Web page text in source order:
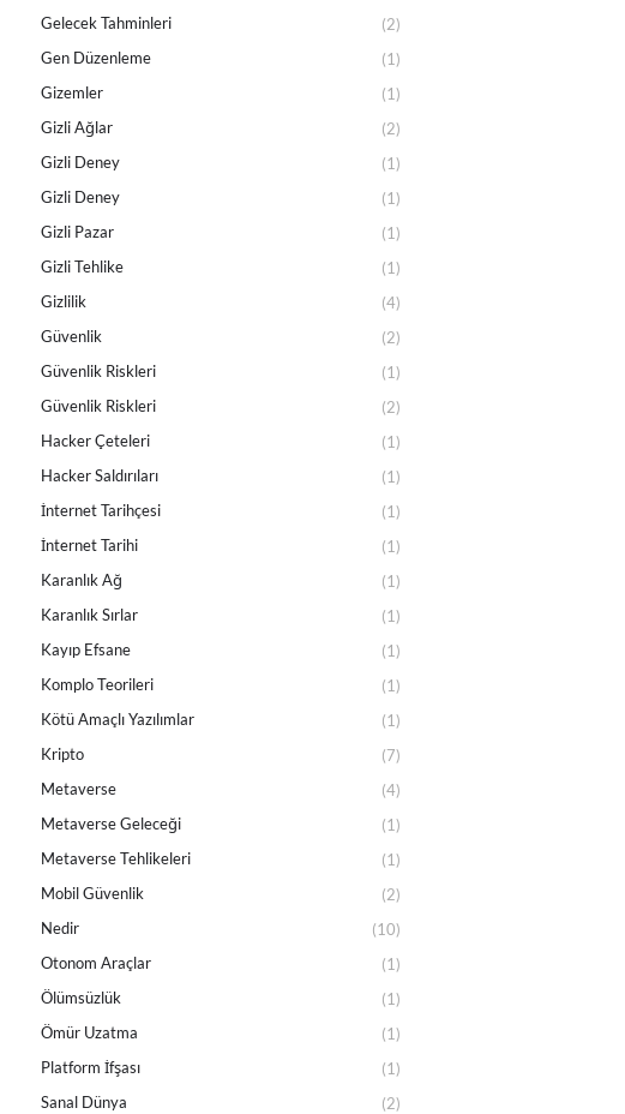
Gelecek Tahminleri
(2)
Gen Düzenleme
(1)
Gizemler
(1)
Gizli Ağlar
(2)
Gizli Deney
(1)
Gizli Deney
(1)
Gizli Pazar
(1)
Gizli Tehlike
(1)
Gizlilik
(4)
Güvenlik
(2)
Güvenlik Riskleri
(1)
Güvenlik Riskleri
(2)
Hacker Çeteleri
(1)
Hacker Saldırıları
(1)
İnternet Tarihçesi
(1)
İnternet Tarihi
(1)
Karanlık Ağ
(1)
Karanlık Sırlar
(1)
Kayıp Efsane
(1)
Komplo Teorileri
(1)
Kötü Amaçlı Yazılımlar
(1)
Kripto
(7)
Metaverse
(4)
Metaverse Geleceği
(1)
Metaverse Tehlikeleri
(1)
Mobil Güvenlik
(2)
Nedir
(10)
Otonom Araçlar
(1)
Ölümsüzlük
(1)
Ömür Uzatma
(1)
Platform İfşası
(1)
Sanal Dünya
(2)